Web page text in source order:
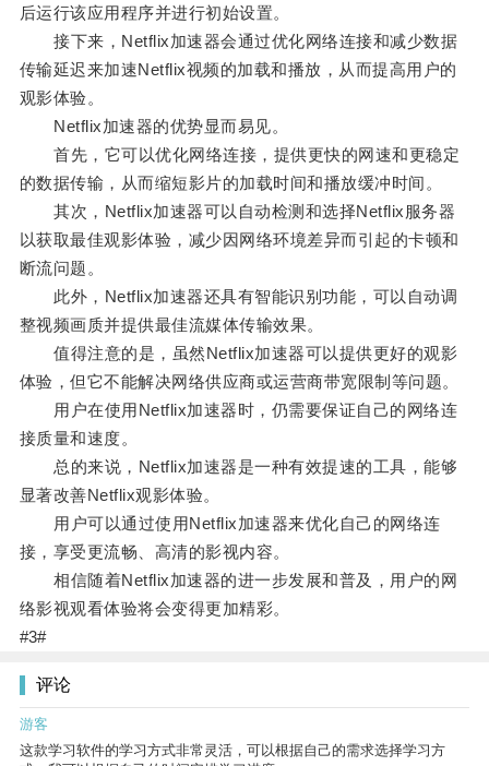
后运行该应用程序并进行初始设置。
接下来，Netflix加速器会通过优化网络连接和减少数据
传输延迟来加速Netflix视频的加载和播放，从而提高用户的
观影体验。
Netflix加速器的优势显而易见。
首先，它可以优化网络连接，提供更快的网速和更稳定
的数据传输，从而缩短影片的加载时间和播放缓冲时间。
其次，Netflix加速器可以自动检测和选择Netflix服务器
以获取最佳观影体验，减少因网络环境差异而引起的卡顿和
断流问题。
此外，Netflix加速器还具有智能识别功能，可以自动调
整视频画质并提供最佳流媒体传输效果。
值得注意的是，虽然Netflix加速器可以提供更好的观影
体验，但它不能解决网络供应商或运营商带宽限制等问题。
用户在使用Netflix加速器时，仍需要保证自己的网络连
接质量和速度。
总的来说，Netflix加速器是一种有效提速的工具，能够
显著改善Netflix观影体验。
用户可以通过使用Netflix加速器来优化自己的网络连
接，享受更流畅、高清的影视内容。
相信随着Netflix加速器的进一步发展和普及，用户的网
络影视观看体验将会变得更加精彩。
#3#
评论
游客
这款学习软件的学习方式非常灵活，可以根据自己的需求选择学习方